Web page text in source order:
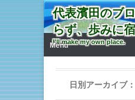
代表濱田のブ
らず、歩みに
I'll make my own place.
第1メニュー
コンテンツへ移動
Menu
日別アーカイブ：